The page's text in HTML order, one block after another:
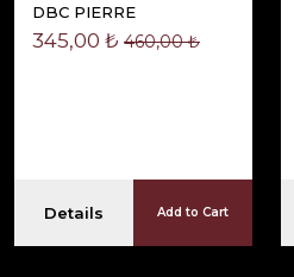
DBC PIERRE
345,00 ₺ 460,00 ₺
Details Add to Cart